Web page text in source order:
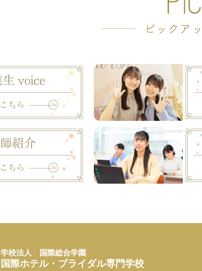
学校法人 国際総合学園
国際ホテル・ブライダル専門学校